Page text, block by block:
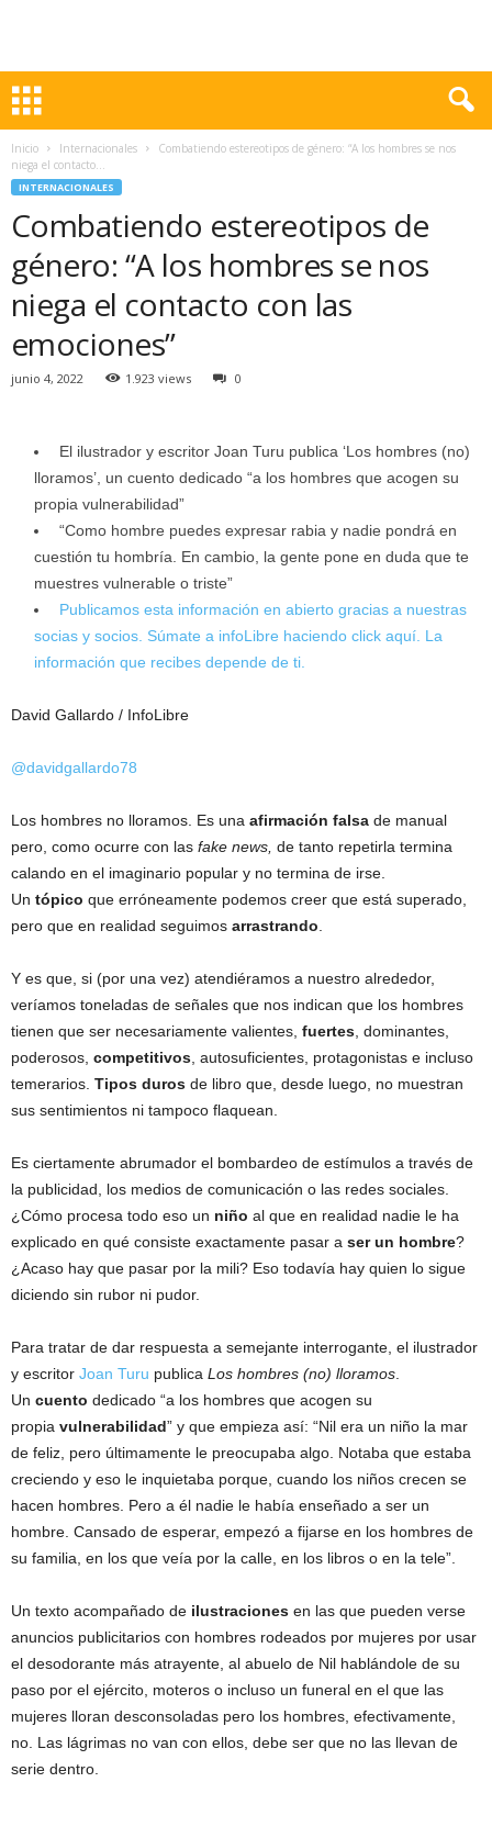
Inicio Internacionales
Combatiendo estereotipos de género: “A los hombres se nos
niega el contacto...
INTERNACIONALES
Combatiendo estereotipos de
género: “A los hombres se nos
niega el contacto con las
emociones”
junio 4, 2022 1.923 views 0
El ilustrador y escritor Joan Turu publica ‘Los hombres (no)
lloramos’, un cuento dedicado “a los hombres que acogen su
propia vulnerabilidad”
“Como hombre puedes expresar rabia y nadie pondrá en
cuestión tu hombría. En cambio, la gente pone en duda que te
muestres vulnerable o triste”
Publicamos esta información en abierto gracias a nuestras
socias y socios. Súmate a infoLibre haciendo click aquí. La
información que recibes depende de ti.
David Gallardo / InfoLibre
@davidgallardo78
Los hombres no lloramos. Es una afirmación falsa de manual
pero, como ocurre con las fake news, de tanto repetirla termina
calando en el imaginario popular y no termina de irse.
Un tópico que erróneamente podemos creer que está superado,
pero que en realidad seguimos arrastrando
Y es que, si (por una vez) atendiéramos a nuestro alrededor,
veríamos toneladas de señales que nos indican que los hombres
tienen que ser necesariamente valientes, fuertes , dominantes,
poderosos, competitivos , autosuficientes, protagonistas e incluso
temerarios. Tipos duros de libro que, desde luego, no muestran
sus sentimientos ni tampoco flaquean.
Es ciertamente abrumador el bombardeo de estímulos a través de
la publicidad, los medios de comunicación o las redes sociales.
¿Cómo procesa todo eso un niño al que en realidad nadie le ha
explicado en qué consiste exactamente pasar a ser un hombre?
¿Acaso hay que pasar por la mili? Eso todavía hay quien lo sigue
diciendo sin rubor ni pudor.
Para tratar de dar respuesta a semejante interrogante, el ilustrador
y escritor Joan Turu publica Los hombres (no) lloramos
Un cuento dedicado “a los hombres que acogen su
propia vulnerabilidad” y que empieza así: “Nil era un niño la mar
de feliz, pero últimamente le preocupaba algo. Notaba que estaba
creciendo y eso le inquietaba porque, cuando los niños crecen se
hacen hombres. Pero a él nadie le había enseñado a ser un
hombre. Cansado de esperar, empezó a fijarse en los hombres de
su familia, en los que veía por la calle, en los libros o en la tele”.
Un texto acompañado de ilustraciones en las que pueden verse
anuncios publicitarios con hombres rodeados por mujeres por usar
el desodorante más atrayente, al abuelo de Nil hablándole de su
paso por el ejército, moteros o incluso un funeral en el que las
mujeres lloran desconsoladas pero los hombres, efectivamente,
no. Las lágrimas no van con ellos, debe ser que no las llevan de
serie dentro.